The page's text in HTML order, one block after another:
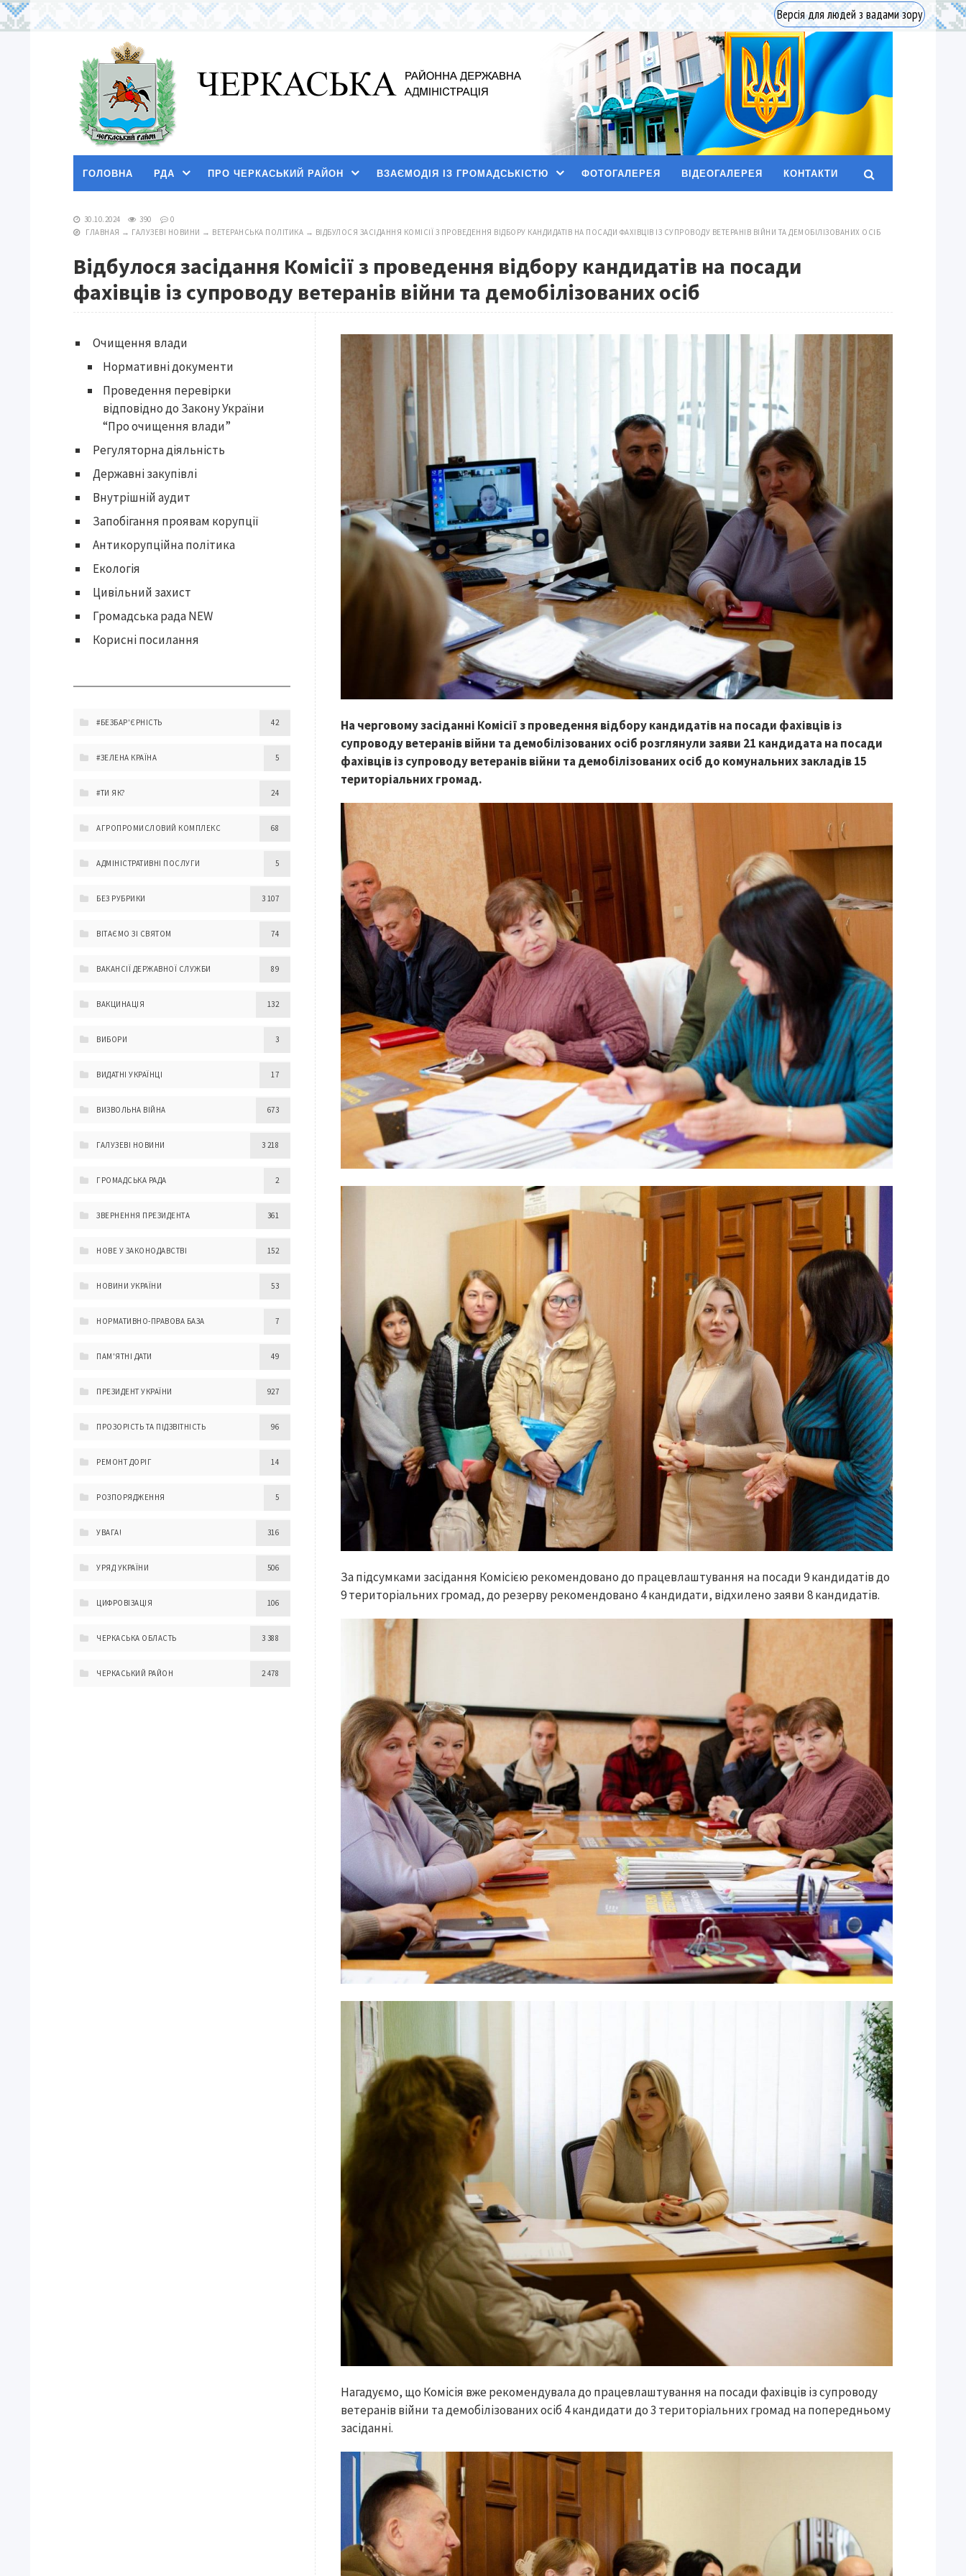
Версія для людей з вадами зору
ГОЛОВНА РДА ПРО ЧЕРКАСЬКИЙ РАЙОН ВЗАЄМОДІЯ ІЗ ГРОМАДСЬКІСТЮ ФОТОГАЛЕРЕЯ ВІДЕОГАЛЕРЕЯ КОНТАКТИ
30.10.2024 390
0
ГЛАВНАЯ → ГАЛУЗЕВІ НОВИНИ → ВЕТЕРАНСЬКА ПОЛІТИКА → ВІДБУЛОСЯ ЗАСІДАННЯ КОМІСІЇ З ПРОВЕДЕННЯ ВІДБОРУ КАНДИДАТІВ НА ПОСАДИ ФАХІВЦІВ ІЗ СУПРОВОДУ ВЕТЕРАНІВ ВІЙНИ ТА ДЕМОБІЛІЗОВАНИХ ОСІБ
Відбулося засідання Комісії з проведення відбору кандидатів на посади
фахівців із супроводу ветеранів війни та демобілізованих осіб
На черговому засіданні Комісії з проведення відбору кандидатів на посади фахівців із
супроводу ветеранів війни та демобілізованих осіб розглянули заяви 21 кандидата на посади
фахівців із супроводу ветеранів війни та демобілізованих осіб до комунальних закладів 15
територіальних громад.
За підсумками засідання Комісією рекомендовано до працевлаштування на посади 9 кандидатів до
9 територіальних громад, до резерву рекомендовано 4 кандидати, відхилено заяви 8 кандидатів.
Нагадуємо, що Комісія вже рекомендувала до працевлаштування на посади фахівців із супроводу
ветеранів війни та демобілізованих осіб 4 кандидати до 3 територіальних громад на попередньому
засіданні.
Очищення влади
Нормативні документи
Проведення перевірки
відповідно до Закону України
“Про очищення влади”
Регуляторна діяльність
Державні закупівлі
Внутрішній аудит
Запобігання проявам корупції
Антикорупційна політика
Екологія
Цивільний захист
Громадська рада NEW
Корисні посилання
#БЕЗБАР'ЄРНІСТЬ 42
#ЗЕЛЕНА КРАЇНА 5
#ТИ ЯК? 24
АГРОПРОМИСЛОВИЙ КОМПЛЕКС 68
АДМІНІСТРАТИВНІ ПОСЛУГИ 5
БЕЗ РУБРИКИ 3 107
ВІТАЄМО ЗІ СВЯТОМ 74
ВАКАНСІЇ ДЕРЖАВНОЇ СЛУЖБИ 89
ВАКЦИНАЦІЯ 132
ВИБОРИ 3
ВИДАТНІ УКРАЇНЦІ 17
ВИЗВОЛЬНА ВІЙНА 673
ГАЛУЗЕВІ НОВИНИ 3 218
ГРОМАДСЬКА РАДА 2
ЗВЕРНЕННЯ ПРЕЗИДЕНТА 361
НОВЕ У ЗАКОНОДАВСТВІ 152
НОВИНИ УКРАЇНИ 53
НОРМАТИВНО-ПРАВОВА БАЗА 7
ПАМ'ЯТНІ ДАТИ 49
ПРЕЗИДЕНТ УКРАЇНИ 927
ПРОЗОРІСТЬ ТА ПІДЗВІТНІСТЬ 96
РЕМОНТ ДОРІГ 14
РОЗПОРЯДЖЕННЯ 5
УВАГА! 316
УРЯД УКРАЇНИ 506
ЦИФРОВІЗАЦІЯ 106
ЧЕРКАСЬКА ОБЛАСТЬ 3 388
ЧЕРКАСЬКИЙ РАЙОН 2 478